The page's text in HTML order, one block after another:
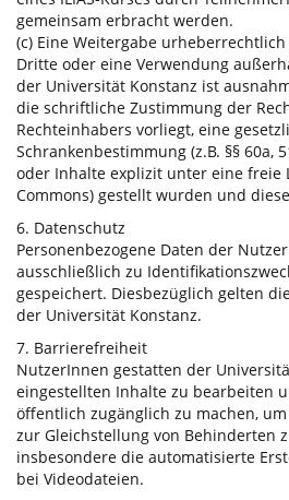
gemeinsam erbracht werden.
(c) Eine Weitergabe
Dritte oder eine Verwendung
der Universität Konstanz ist
die schriftliche Zustimmung der
Rechteinhabers vorliegt, eine
Schrankenbestimmung (z.B. §§ 60a,
oder Inhalte explizit unter eine freie
Commons) gestellt wurden und
6. Datenschutz
Personenbezogene Daten der
ausschließlich zu
gespeichert. Diesbezüglich gelten
der Universität Konstanz.
7. Barrierefreiheit
NutzerInnen gestatten der
eingestellten Inhalte zu bearbeiten
öffentlich zugänglich zu machen,
zur Gleichstellung von Behinderten
insbesondere die automatisierte
bei Videodateien.